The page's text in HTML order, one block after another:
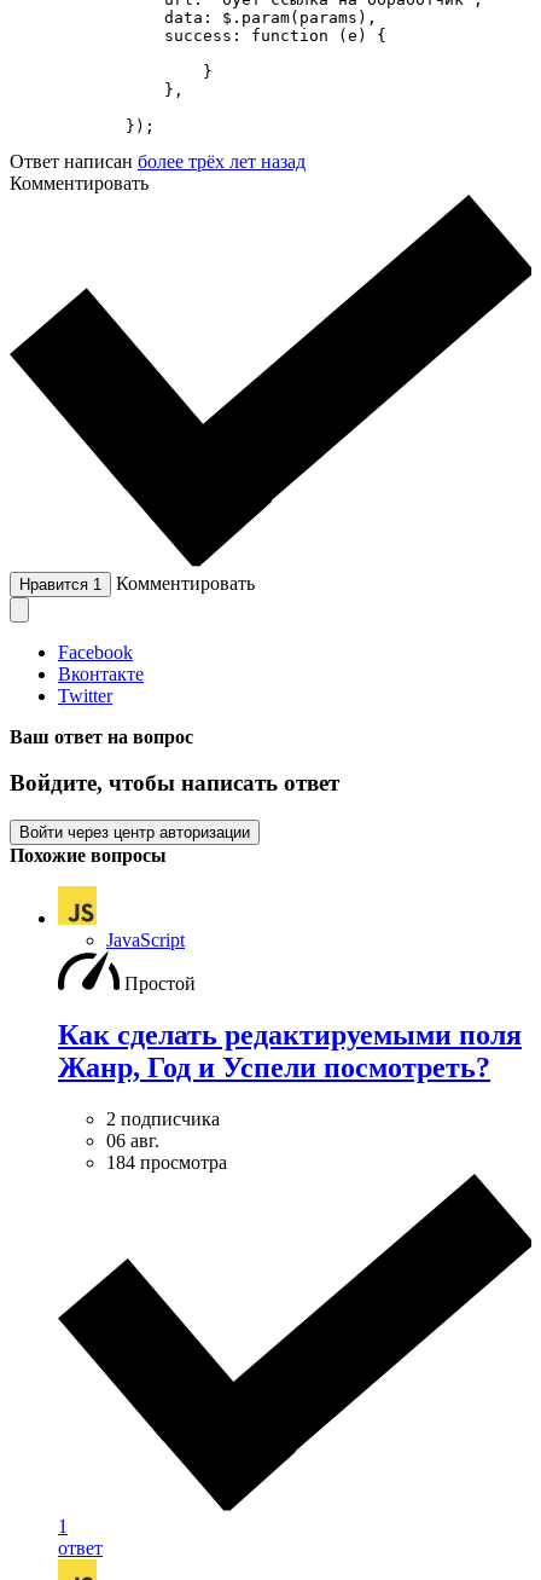
                data: $.param(params),
                success: function (e) {
                    }
                },
            });
Ответ написан более трёх лет назад
Комментировать
Нравится 1 Комментировать
Facebook
Вконтакте
Twitter
Ваш ответ на вопрос
Войдите, чтобы написать ответ
Войти через центр авторизации
Похожие вопросы
JavaScript
Простой
Как сделать редактируемыми поля
Жанр, Год и Успели посмотреть?
2 подписчика
06 авг.
184 просмотра
1
ответ